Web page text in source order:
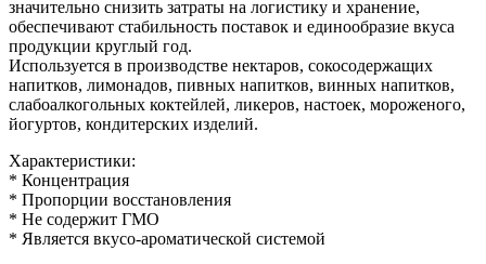
значительно снизить затраты на логистику и хранение,
обеспечивают стабильность поставок и единообразие вкуса
продукции круглый год.
Используется в производстве нектаров, сокосодержащих
напитков, лимонадов, пивных напитков, винных напитков,
слабоалкогольных коктейлей, ликеров, настоек, мороженого,
йогуртов, кондитерских изделий.
Характеристики:
* Концентрация
* Пропорции восстановления
* Не содержит ГМО
* Является вкусо-ароматической системой